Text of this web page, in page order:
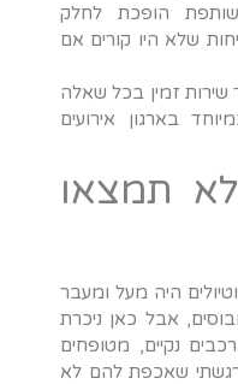
הופכת לחלק
שלא היו קורים אם
מוקד שירות זמין בכל שאלה
בארגון אירועים
תמצאו
היה מעל ומעבר
אבל כאן ניכרת
נקיים, מטופחים
שאכפת להם לא